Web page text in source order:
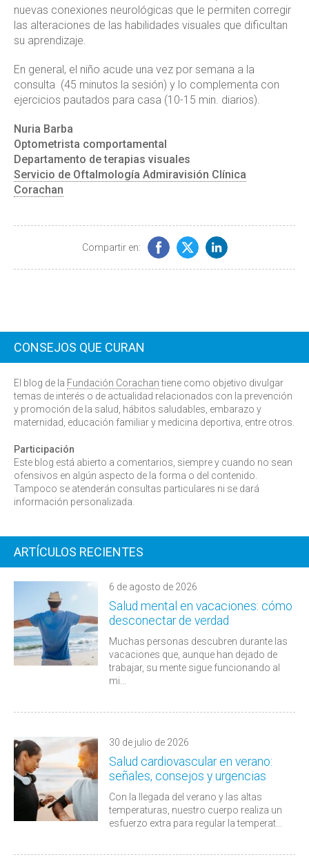
nuevas conexiones neurológicas que le permiten corregir
las alteraciones de las habilidades visuales que dificultan
su aprendizaje.
En general, el niño acude una vez por semana a la
consulta (45 minutos la sesión) y lo complementa con
ejercicios pautados para casa (10-15 min. diarios).
Nuria Barba
Optometrista comportamental
Departamento de terapias visuales
Servicio de Oftalmología Admiravisión Clínica
Corachan
Compartir en:
CONSEJOS QUE CURAN
El blog de la Fundación Corachantiene como objetivo divulgar
temas de interés o de actualidad relacionados con la prevención
y promoción de la salud, hábitos saludables, embarazo y
maternidad, educación familiar y medicina deportiva, entre otros.
Participación
Este blog está abierto a comentarios, siempre y cuando no sean
ofensivos en algún aspecto de la forma o del contenido.
Tampoco se atenderán consultas particulares ni se dará
información personalizada.
ARTÍCULOS RECIENTES
6 de agosto de 2026
Salud mental en vacaciones: cómo
desconectar de verdad
Muchas personas descubren durante las
vacaciones que, aunque han dejado de
trabajar, su mente sigue funcionando al
mi...
30 de julio de 2026
Salud cardiovascular en verano:
señales, consejos y urgencias
Con la llegada del verano y las altas
temperaturas, nuestro cuerpo realiza un
esfuerzo extra para regular la temperat...